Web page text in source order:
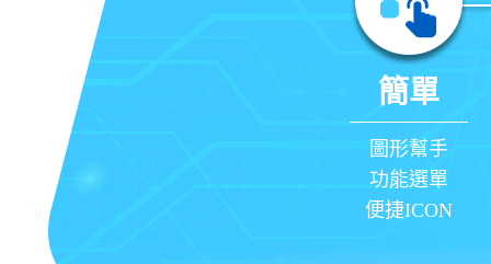
簡單
圖形幫手
功能選單
便捷ICON